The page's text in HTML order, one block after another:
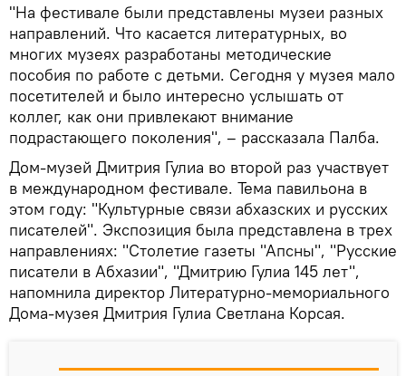
"На фестивале были представлены музеи разных
направлений. Что касается литературных, во
многих музеях разработаны методические
пособия по работе с детьми. Сегодня у музея мало
посетителей и было интересно услышать от
коллег, как они привлекают внимание
подрастающего поколения", – рассказала Палба.
Дом-музей Дмитрия Гулиа во второй раз участвует
в международном фестивале. Тема павильона в
этом году: "Культурные связи абхазских и русских
писателей". Экспозиция была представлена в трех
направлениях: "Столетие газеты "Апсны", "Русские
писатели в Абхазии", "Дмитрию Гулиа 145 лет",
напомнила директор Литературно-мемориального
Дома-музея Дмитрия Гулиа Светлана Корсая.